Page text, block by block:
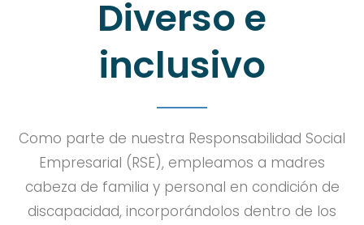
Diverso e
inclusivo
Como parte de nuestra Responsabilidad Social
Empresarial (RSE), empleamos a madres
cabeza de familia y personal en condición de
discapacidad, incorporándolos dentro de los